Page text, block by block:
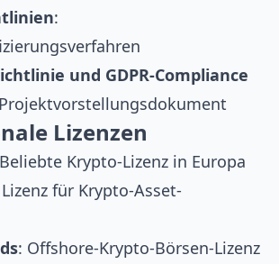
:
und GDPR-Compliance
Lizenzen
Krypto-Lizenz in Europa
für Krypto-Asset-
: Offshore-Krypto-Börsen-Lizenz